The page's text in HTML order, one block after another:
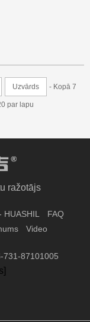
Uzvārds - Kopā 7
par lapu
ražotājs
HUASHIL
FAQ
Video
731-87101005